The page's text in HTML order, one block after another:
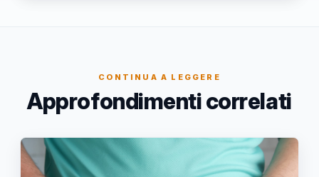
CONTINUA A LEGGERE
Approfondimenti correlati